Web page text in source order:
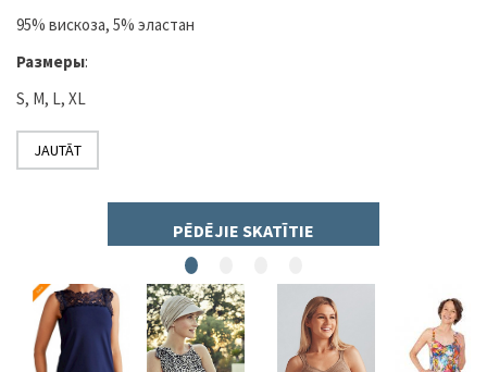
95% вискоза, 5% эластан
Размеры:
S, M, L, XL
JAUTĀT
PĒDĒJIE SKATĪTIE